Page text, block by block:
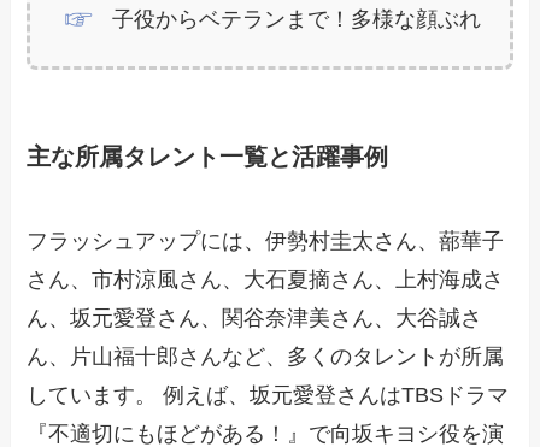
子役からベテランまで！多様な顔ぶれ
主な所属タレント一覧と活躍事例
フラッシュアップには、伊勢村圭太さん、蔀華子
さん、市村涼風さん、大石夏摘さん、上村海成さ
ん、坂元愛登さん、関谷奈津美さん、大谷誠さ
ん、片山福十郎さんなど、多くのタレントが所属
しています。 例えば、坂元愛登さんはTBSドラマ
『不適切にもほどがある！』で向坂キヨシ役を演